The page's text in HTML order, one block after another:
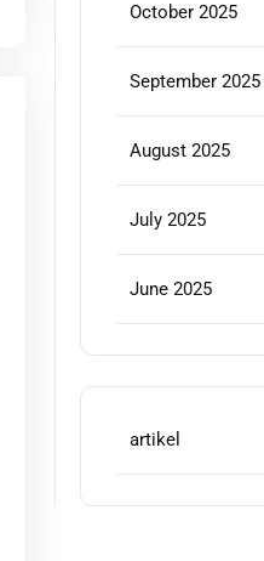
October 2025
September 2025
August 2025
July 2025
June 2025
artikel